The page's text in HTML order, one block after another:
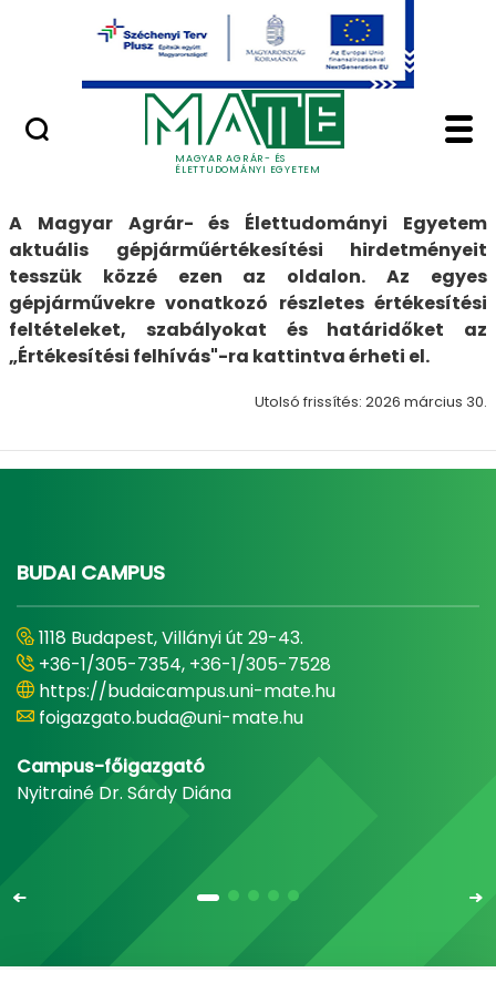
Ugrás a fő tartalomhoz
MAGYAR AGRÁR- ÉS
ÉLETTUDOMÁNYI EGYETEM
Minőségügy
Gépjárműértékesítés
Gépjárműértékesítés
A Magyar Agrár- és Élettudományi Egyetem
aktuális gépjárműértékesítési hirdetményeit
tesszük közzé ezen az oldalon. Az egyes
gépjárművekre vonatkozó részletes értékesítési
feltételeket, szabályokat és határidőket az
„Értékesítési felhívás"-ra kattintva érheti el.
Utolsó frissítés: 2026 március 30.
BUDAI CAMPUS
1118 Budapest, Villányi út 29-43.
+36-1/305-7354, +36-1/305-7528
https://budaicampus.uni-mate.hu
foigazgato.buda@uni-mate.hu
Campus-főigazgató
Nyitrainé Dr. Sárdy Diána